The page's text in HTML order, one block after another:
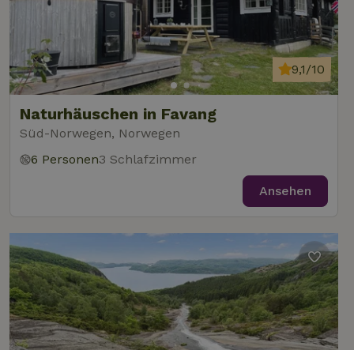
Naturhäuschen in Favang
Süd-Norwegen, Norwegen
9,1/10
6 Personen3 Schlafzimmer
Ansehen